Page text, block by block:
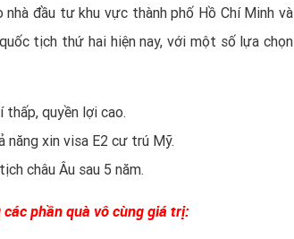
nhà đầu tư khu vực thành phố Hồ Chí Minh và
tịch thứ hai hiện nay, với một số lựa chọn
quyền lợi cao.
năng xin visa E2 cư trú Mỹ.
châu Âu sau 5 năm.
phần quà vô cùng giá trị: